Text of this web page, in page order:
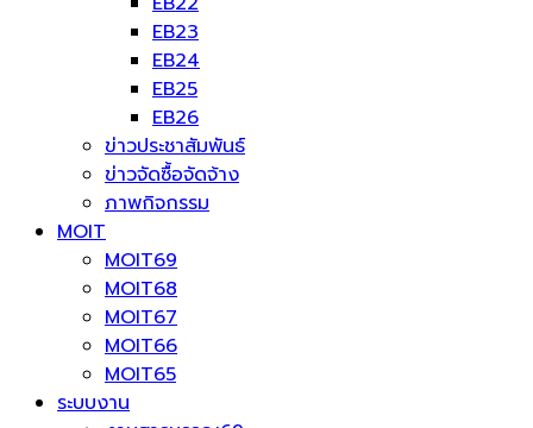
EB23
EB24
EB25
EB26
ข่าวประชาสัมพันธ์
ข่าวจัดซื้อจัดจ้าง
ภาพกิจกรรม
MOIT
MOIT69
MOIT68
MOIT67
MOIT66
MOIT65
ระบบงาน